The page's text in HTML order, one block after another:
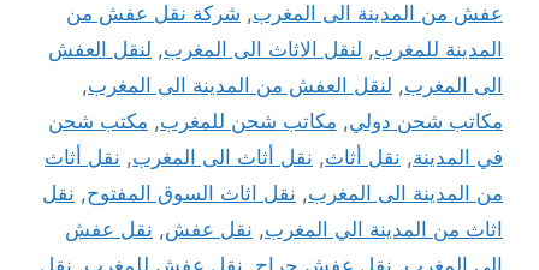
عفش من المدينة الى المغرب, شركة نقل عفش من
المدينة للمغرب, لنقل الاثاث الى المغرب, لنقل العفش
الى المغرب, لنقل العفش من المدينة الى المغرب,
مكاتب شحن دولي, مكاتب شحن للمغرب, مكتب شحن
في المدينة, نقل أثاث, نقل أثاث الى المغرب, نقل أثاث
من المدينة الى المغرب, نقل اثاث السوق المفتوح, نقل
اثاث من المدينة الي المغرب, نقل عفش, نقل عفش